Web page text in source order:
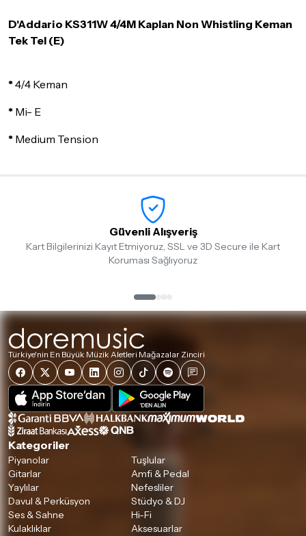
eksiksiz olması gerekmektedir. Satın almış olduğunuz ürünü
göndermeden önce mutlaka
gösterebilir. Lütfen satın almadan önce ilgili ürünün
D'Addario KS311W 4/4M Kaplan Non Whistling Keman
Tek Tel (E)
*4/4 Keman
* Mi- E
* Medium Tension
Güvenli Alışveriş
Kart Bilgilerinizi Kayıt Etmiyoruz, SSL ve 3D Secure ile Kart
Koruması Sağlıyoruz
Türkiye'nin En Büyük Müzik Aletleri Mağazalar Zinciri
Kategoriler
Piyanolar
Tuşlular
Gitarlar
Amfi & Pedal
Yaylılar
Nefesliler
Davul & Perküsyon
Stüdyo & DJ
Ses & Sahne
Hi-Fi
Kulaklıklar
Aksesuarlar